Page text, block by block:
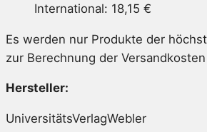
International: 18,15 €
Es werden nur Produkte der
zur Berechnung der
Hersteller:
UniversitätsVerlagWebler